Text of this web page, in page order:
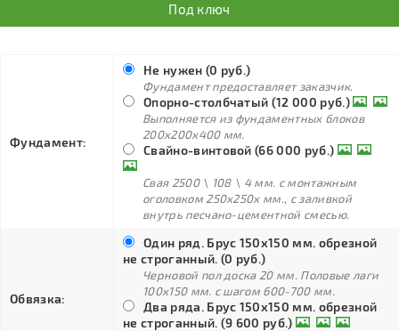
Под ключ
Фундамент:
Не нужен (0 руб.)
Фундамент предоставляет заказчик.
Опорно-столбчатый (12 000 руб.)
Выполняется из фундаментных блоков
200х200х400 мм.
Свайно-винтовой (66 000 руб.)
Свая 2500 \ 108 \ 4 мм. с монтажным
оголовком 250х250х мм., с заливкой
внутрь песчано-цементной смесью.
Обвязка:
Один ряд. Брус 150х150 мм. обрезной
не строганный. (0 руб.)
Черновой пол доска 20 мм. Половые лаги
100х150 мм. с шагом 600-700 мм.
Два ряда. Брус 150х150 мм. обрезной
не строганный. (9 600 руб.)